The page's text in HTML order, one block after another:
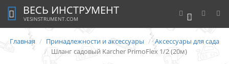
0
ВЕСЬ ИНСТРУМЕНТ
VESINSTRUMENT.COM
Главная Принадлежности и аксессуары
Аксессуары для сада
Шланг садовый Karcher PrimoFlex 1/2 (20м)